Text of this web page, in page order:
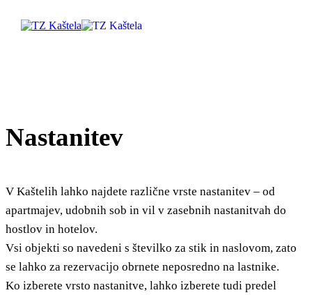
Destinacija
Info
Multimedija
Safe in Dalmatia
Nastanitev
V Kaštelih lahko najdete različne vrste nastanitev – od
apartmajev, udobnih sob in vil v zasebnih nastanitvah do
hostlov in hotelov.
Vsi objekti so navedeni s številko za stik in naslovom, zato
se lahko za rezervacijo obrnete neposredno na lastnike.
Ko izberete vrsto nastanitve, lahko izberete tudi predel